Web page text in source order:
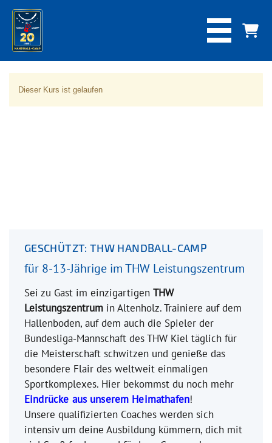
Dieser Kurs ist gelaufen
GESCHÜTZT: THW HANDBALL-CAMP
für 8-13-Jährige im THW Leistungszentrum
Sei zu Gast im einzigartigen THW
Leistungszentrum in Altenholz. Trainiere auf dem
Hallenboden, auf dem auch die Spieler der
Bundesliga-Mannschaft des THW Kiel täglich für
die Meisterschaft schwitzen und genieße das
besondere Flair des weltweit einmaligen
Sportkomplexes. Hier bekommst du noch mehr
Eindrücke aus unserem Heimathafen!
Unsere qualifizierten Coaches werden sich
intensiv um deine Ausbildung kümmern, dich mit